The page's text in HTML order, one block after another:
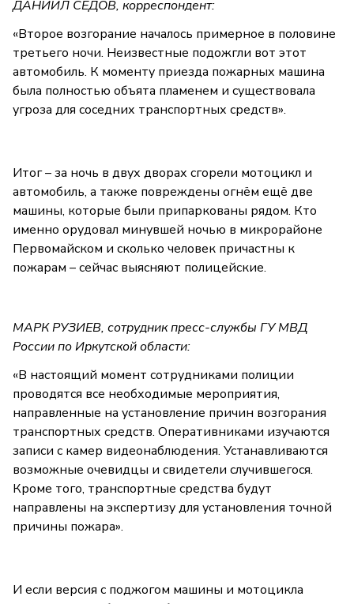
ДАНИИЛ СЕДОВ, корреспондент:
«Второе возгорание началось примерное в половине
третьего ночи. Неизвестные подожгли вот этот
автомобиль. К моменту приезда пожарных машина
была полностью объята пламенем и существовала
угроза для соседних транспортных средств».
Итог – за ночь в двух дворах сгорели мотоцикл и
автомобиль, а также повреждены огнём ещё две
машины, которые были припаркованы рядом. Кто
именно орудовал минувшей ночью в микрорайоне
Первомайском и сколько человек причастны к
пожарам – сейчас выясняют полицейские.
МАРК РУЗИЕВ, сотрудник пресс-службы ГУ МВД
России по Иркутской области:
«В настоящий момент сотрудниками полиции
проводятся все необходимые мероприятия,
направленные на установление причин возгорания
транспортных средств. Оперативниками изучаются
записи с камер видеонаблюдения. Устанавливаются
возможные очевидцы и свидетели случившегося.
Кроме того, транспортные средства будут
направлены на экспертизу для установления точной
причины пожара».
И если версия с поджогом машины и мотоцикла